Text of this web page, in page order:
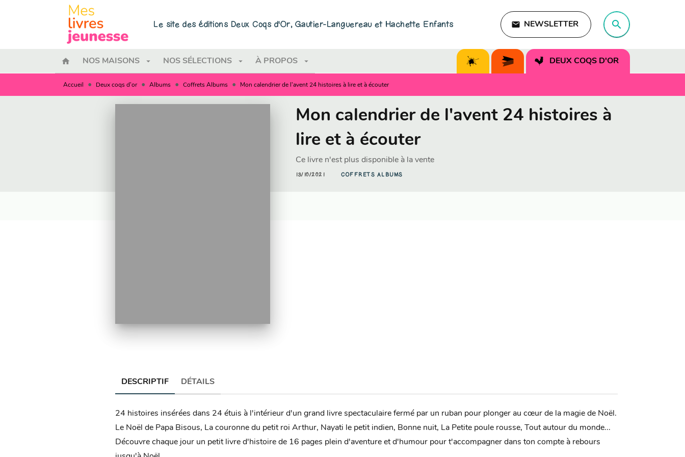
MENU
Le site des éditions Deux Coqs d'Or, Gautier-Languereau et Hachette Enfants email NEWSLETTER search
home NOS MAISONS arrow_drop_down NOS SÉLECTIONS arrow_drop_down À PROPOS arrow_drop_down DEUX COQS D'OR
search
Accueil • Deux coqs d'or • Albums • Coffrets Albums • Mon calendrier de l'avent 24 histoires à lire et à écouter
Mon calendrier de l'avent 24 histoires à
lire et à écouter
Ce livre n'est plus disponible à la vente
13/10/2021 COFFRETS ALBUMS
DESCRIPTIF DÉTAILS
24 histoires insérées dans 24 étuis à l'intérieur d'un grand livre spectaculaire fermé par un ruban pour plonger au cœur de la magie de Noël.
Le Noël de Papa Bisous, La couronne du petit roi Arthur, Nayati le petit indien, Bonne nuit, La Petite poule rousse, Tout autour du monde...
Découvre chaque jour un petit livre d'histoire de 16 pages plein d'aventure et d'humour pour t'accompagner dans ton compte à rebours